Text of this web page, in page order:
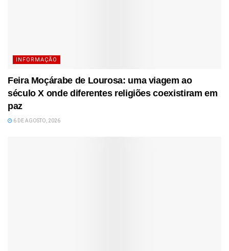
INFORMAÇÃO
Feira Moçárabe de Lourosa: uma viagem ao
século X onde diferentes religiões coexistiram em
paz
6 DE AGOSTO, 2026